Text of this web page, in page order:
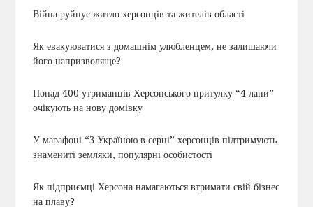
Війна руйнує житло херсонців та жителів області
Як евакуюватися з домашнім улюбленцем, не залишаючи
його напризволяще?
Понад 400 утриманців Херсонського притулку “4 лапи”
очікують на нову домівку
У марафоні “З Україною в серці” херсонців підтримують
знамениті земляки, популярні особистості
Як підприємці Херсона намагаються втримати свій бізнес
на плаву?